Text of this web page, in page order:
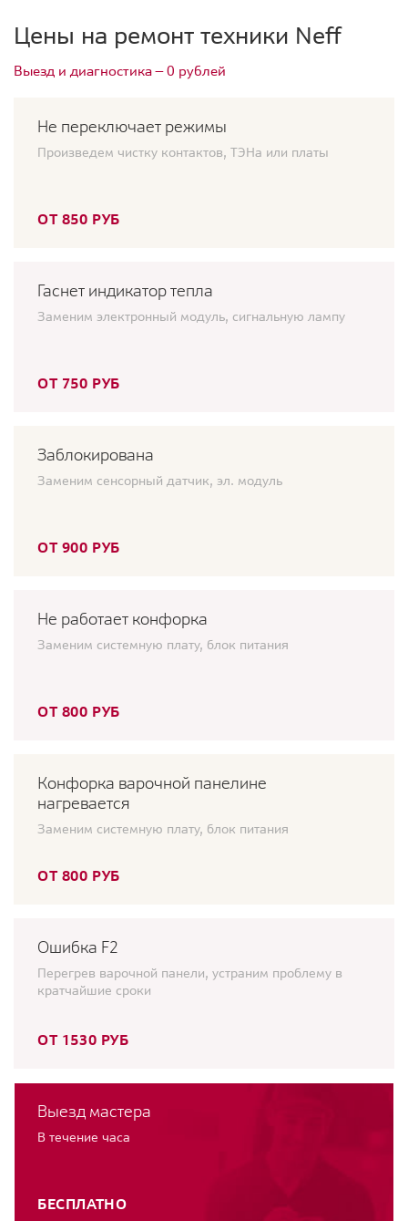
Цены на ремонт техники Neff
Выезд и диагностика — 0 рублей
Не переключает режимы
Произведем чистку контактов, ТЭНа или платы
ОТ 850 РУБ
Гаснет индикатор тепла
Заменим электронный модуль, сигнальную лампу
ОТ 750 РУБ
Заблокирована
Заменим сенсорный датчик, эл. модуль
ОТ 900 РУБ
Не работает конфорка
Заменим системную плату, блок питания
ОТ 800 РУБ
Конфорка варочной панелине
нагревается
Заменим системную плату, блок питания
ОТ 800 РУБ
Ошибка F2
Перегрев варочной панели, устраним проблему в
кратчайшие сроки
ОТ 1530 РУБ
Выезд мастера
В течение часа
БЕСПЛАТНО